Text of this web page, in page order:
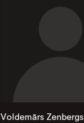
Voldemārs Zenbergs